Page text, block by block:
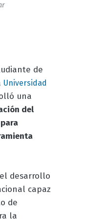
de
Universidad
una
del
desarrollo
capaz
de
la